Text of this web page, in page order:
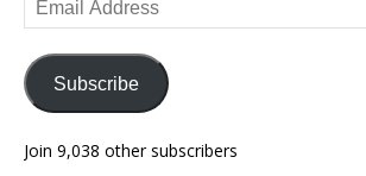
Address
Subscribe
Join 9,038 other subscribers